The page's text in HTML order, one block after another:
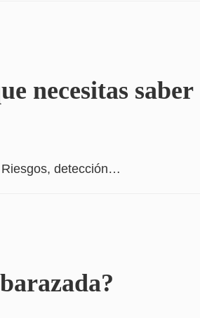
necesitas saber
detección…